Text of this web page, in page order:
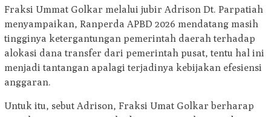
Fraksi Ummat Golkar melalui jubir Adrison Dt. Parpatiah
menyampaikan, Ranperda APBD 2026 mendatang masih
tingginya ketergantungan pemerintah daerah terhadap
alokasi dana transfer dari pemerintah pusat, tentu hal ini
menjadi tantangan apalagi terjadinya kebijakan efesiensi
anggaran.
Untuk itu, sebut Adrison, Fraksi Umat Golkar berharap